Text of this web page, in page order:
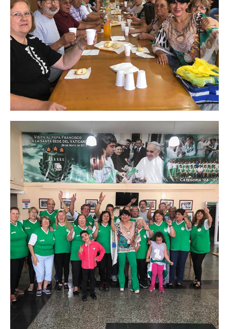
Secretaría de actas
Secretaría administrativa
Secretario tesorero
Secretaría gremial
Secretaría de organización
Secretaría de turismo
Secretaría de deporte
Secretaría de acción social
Secretaria de la vivienda
Sec. accidente de trabajo
Secretaría de fiscalización
Secretaría de política de transporte
Secretaría de asuntos seccionales
Secretaría de la Mujer
Secretaría de la juventud